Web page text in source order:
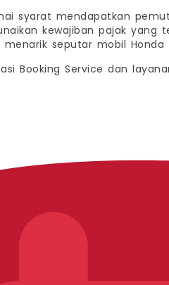
syarat mendapatkan
kewajiban pajak
seputar mobil
Booking Service dan